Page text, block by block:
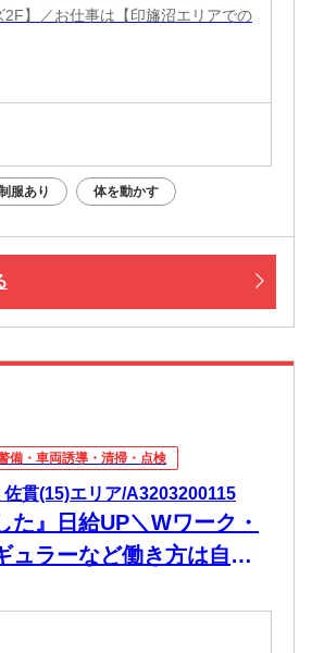
】／お仕事は【印旛沼エリアでの
服あり 体を動かす
備・車両誘導・清掃・点検
貫(15)エリア/A3203200115
た』日給UP＼Wワーク・
ュラーなど働き方は自分
ト♪交通費全額支給！直行